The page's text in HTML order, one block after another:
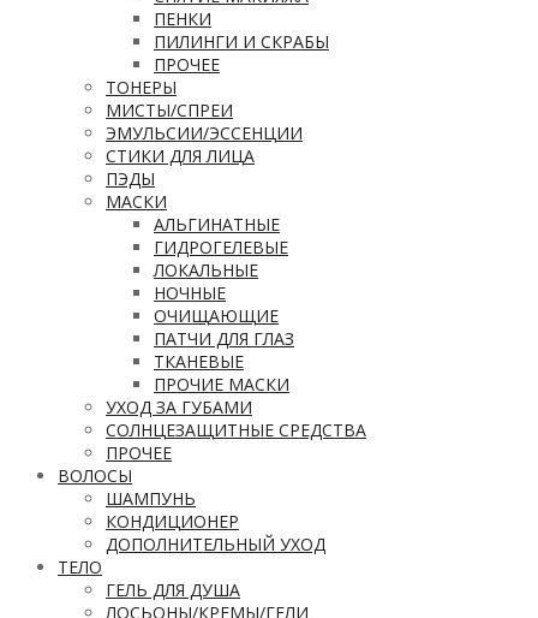
ПЕНКИ
ПИЛИНГИ И СКРАБЫ
ПРОЧЕЕ
ТОНЕРЫ
МИСТЫ/СПРЕИ
ЭМУЛЬСИИ/ЭССЕНЦИИ
СТИКИ ДЛЯ ЛИЦА
ПЭДЫ
МАСКИ
АЛЬГИНАТНЫЕ
ГИДРОГЕЛЕВЫЕ
ЛОКАЛЬНЫЕ
НОЧНЫЕ
ОЧИЩАЮЩИЕ
ПАТЧИ ДЛЯ ГЛАЗ
ТКАНЕВЫЕ
ПРОЧИЕ МАСКИ
УХОД ЗА ГУБАМИ
СОЛНЦЕЗАЩИТНЫЕ СРЕДСТВА
ПРОЧЕЕ
ВОЛОСЫ
ШАМПУНЬ
КОНДИЦИОНЕР
ДОПОЛНИТЕЛЬНЫЙ УХОД
ТЕЛО
ГЕЛЬ ДЛЯ ДУША
ЛОСЬОНЫ/КРЕМЫ/ГЕЛИ